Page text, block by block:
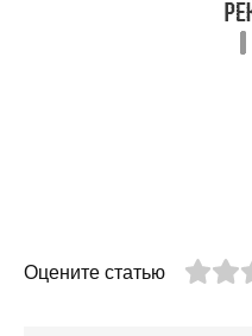
Оцените статью